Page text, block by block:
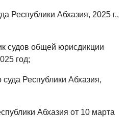
Республики Абхазия, 2025 г.,
судов общей юрисдикции
год;
Республики Абхазия,
Абхазия от 10 марта